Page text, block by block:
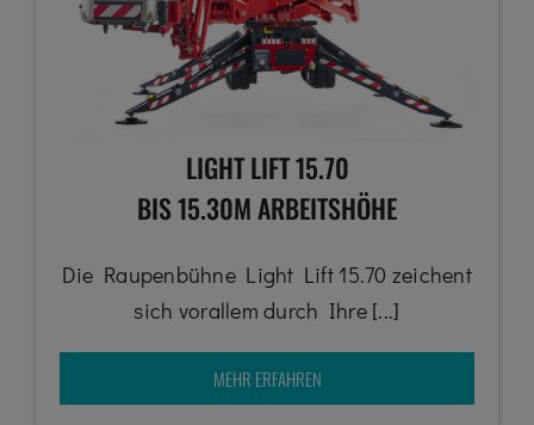
LIGHT LIFT 15.70
BIS 15.30M ARBEITSHÖHE
Die Raupenbühne Light Lift 15.70 zeichent
sich vorallem durch Ihre [...]
MEHR ERFAHREN